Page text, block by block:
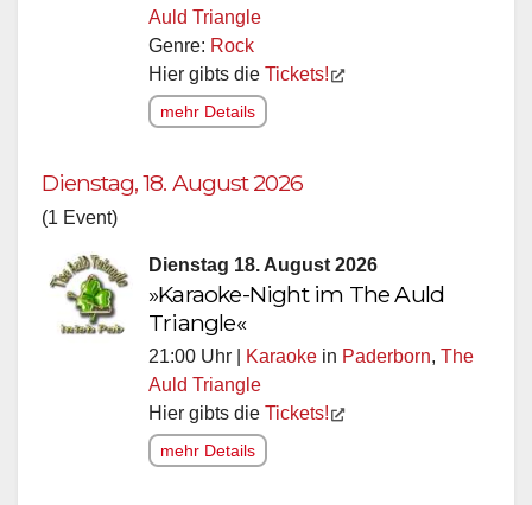
Auld Triangle
Genre: Rock
Hier gibts die Tickets!
mehr Details
Dienstag, 18. August 2026
(1 Event)
Dienstag 18. August 2026
»Karaoke-Night im The Auld
Triangle«
21:00 Uhr | Karaoke in Paderborn, The
Auld Triangle
Hier gibts die Tickets!
mehr Details